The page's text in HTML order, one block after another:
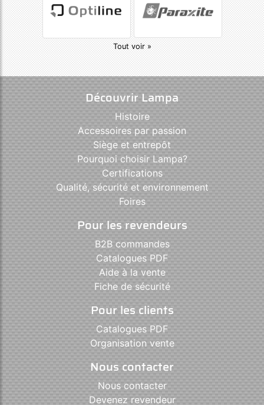
Tout voir »
Découvrir Lampa
Histoire
Accessoires par passion
Siège et entrepôt
Pourquoi choisir Lampa?
Certifications
Qualité, sécurité et environnement
Foires
Pour les revendeurs
B2B commandes
Catalogues PDF
Aide à la vente
Fiche de sécurité
Pour les clients
Catalogues PDF
Organisation vente
Nous contacter
Nous contacter
Devenez revendeur